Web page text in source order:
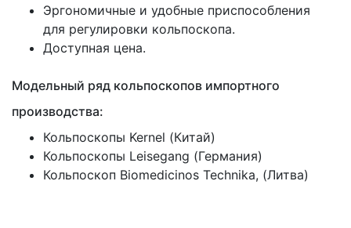
Эргономичные и удобные приспособления
для регулировки кольпоскопа.
Доступная цена.
Модельный ряд кольпоскопов импортного
производства:
Кольпоскопы Kernel (Китай)
Кольпоскопы Leisegang (Германия)
Кольпоскоп Biomedicinos Technika, (Литва)